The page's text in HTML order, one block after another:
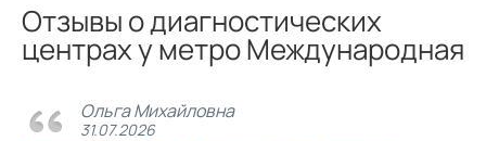
Отзывы о диагностических
центрах у метро Международная
Ольга Михайловна
31.07.2026